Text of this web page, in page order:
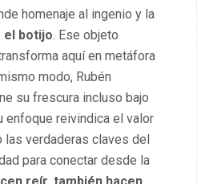
homenaje al ingenio y la
el botijo. Ese objeto
aquí en metáfora
modo, Rubén
su frescura incluso bajo
enfoque reivindica el valor
las verdaderas claves del
para conectar desde la